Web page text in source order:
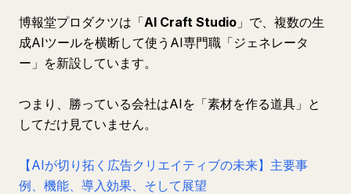
博報堂プロダクツは「AI Craft Studio 」で、複数の生
成AIツールを横断して使うAI専門職「ジェネレータ
ー」を新設しています。
つまり、勝っている会社はAIを「素材を作る道具」と
してだけ見ていません。
【AIが切り拓く広告クリエイティブの未来】主要事
例、機能、導入効果、そして展望